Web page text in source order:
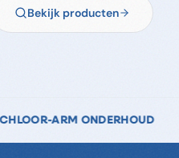
Bekijk producten
↩️ 14 DAGEN RETOURRECHT